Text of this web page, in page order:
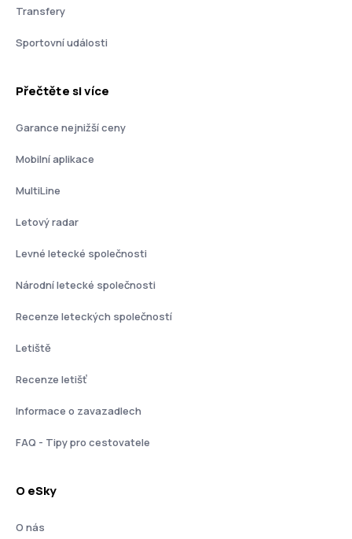
Transfery
Sportovní události
Přečtěte si více
Garance nejnižší ceny
Mobilní aplikace
MultiLine
Letový radar
Levné letecké společnosti
Národní letecké společnosti
Recenze leteckých společností
Letiště
Recenze letišť
Informace o zavazadlech
FAQ - Tipy pro cestovatele
O eSky
O nás